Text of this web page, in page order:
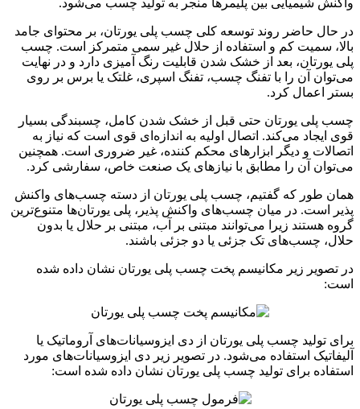
واکنش شیمیایی بین پلیمرها منجر به تولید چسب می‌شود.
در حال حاضر روند توسعه کلی چسب پلی یورتان، بر محتوای جامد
بالا، سمیت کم و استفاده از حلال غیر سمی متمرکز است. چسب
پلی یورتان، بعد از خشک شدن قابلیت رنگ آمیزی دارد و در نهایت
می‌توان آن را با تفنگ چسب، تفنگ اسپری، غلتک یا برس بر روی
بستر اعمال کرد.
چسب پلی یورتان حتی قبل از خشک شدن کامل، چسبندگی بسیار
قوی ایجاد می‌کند. اتصال اولیه به اندازه‌ای قوی است که نیاز به
اتصالات و دیگر ابزارهای محکم کننده، غیر ضروری است. همچنین
می‌توان آن را مطابق با نیازهای یک صنعت خاص، سفارشی کرد.
همان طور که گفتیم، چسب پلی یورتان از دسته چسب‌های واکنش
پذیر است. در میان چسب‌های واکنش پذیر، پلی یورتان‌ها متنوع‌ترین
گروه هستند زیرا می‌توانند مبتنی بر آب، مبتنی بر حلال یا بدون
حلال، چسب‌های تک جزئی یا دو جزئی باشند.
در تصویر زیر مکانیسم پخت چسب پلی یورتان نشان داده شده
است:
برای تولید چسب پلی یورتان از دی ایزوسیانات‌های آروماتیک یا
آلیفاتیک استفاده می‌شود. در تصویر زیر دی ایزوسیانات‌های مورد
استفاده برای تولید چسب پلی یورتان نشان داده شده است: